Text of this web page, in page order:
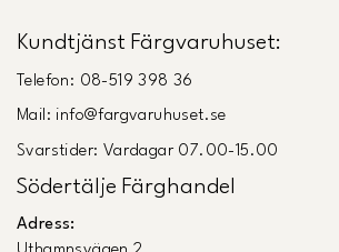
Kundtjänst Färgvaruhuset:
Telefon: 08-519 398 36
Mail: info@fargvaruhuset.se
Svarstider: Vardagar 07.00-15.00
Södertälje Färghandel
Adress: